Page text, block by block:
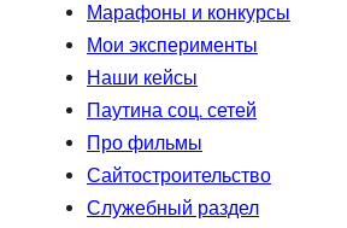
Марафоны и конкурсы
Мои эксперименты
Наши кейсы
Паутина соц. сетей
Про фильмы
Сайтостроительство
Служебный раздел